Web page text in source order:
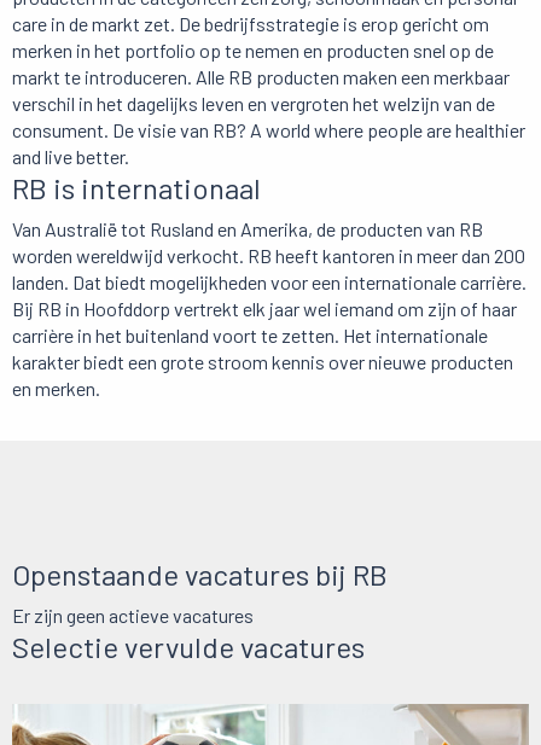
care in de markt zet. De bedrijfsstrategie is erop gericht om
merken in het portfolio op te nemen en producten snel op de
markt te introduceren. Alle RB producten maken een merkbaar
verschil in het dagelijks leven en vergroten het welzijn van de
consument. De visie van RB? A world where people are healthier
and live better.
RB is internationaal
Van Australië tot Rusland en Amerika, de producten van RB
worden wereldwijd verkocht. RB heeft kantoren in meer dan 200
landen. Dat biedt mogelijkheden voor een internationale carrière.
Bij RB in Hoofddorp vertrekt elk jaar wel iemand om zijn of haar
carrière in het buitenland voort te zetten. Het internationale
karakter biedt een grote stroom kennis over nieuwe producten
en merken.
Selectie vervulde vacatures
Openstaande vacatures bij RB
Er zijn geen actieve vacatures